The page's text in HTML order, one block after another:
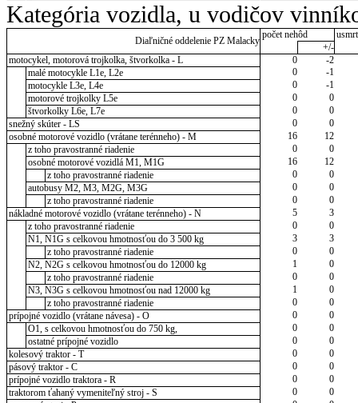
Kategória vozidla, u vodičov
Diaľničné oddelenie PZ Malacky
počet nehôd
+/-
motocykel, motorová trojkolka, štvorkolka - L
0
-2
malé motocykle L1e, L2e
0
-1
motocykle L3e, L4e
0
-1
motorové trojkolky L5e
0
0
štvorkolky L6e, L7e
0
0
snežný skúter - LS
0
0
osobné motorové vozidlo (vrátane terénneho) - M
16
12
z toho pravostranné riadenie
0
0
osobné motorové vozidlá M1, M1G
16
12
z toho pravostranné riadenie
0
0
autobusy M2, M3, M2G, M3G
0
0
z toho pravostranné riadenie
0
0
nákladné motorové vozidlo (vrátane terénneho) - N
5
3
z toho pravostranné riadenie
0
0
N1, N1G s celkovou hmotnosťou do 3 500 kg
3
3
z toho pravostranné riadenie
0
0
N2, N2G s celkovou hmotnosťou do 12000 kg
1
0
z toho pravostranné riadenie
0
0
N3, N3G s celkovou hmotnosťou nad 12000 kg
1
0
z toho pravostranné riadenie
0
0
prípojné vozidlo (vrátane návesa) - O
0
0
O1, s celkovou hmotnosťou do 750 kg,
0
0
ostatné prípojné vozidlo
0
0
kolesový traktor - T
0
0
pásový traktor - C
0
0
prípojné vozidlo traktora - R
0
0
traktorom ťahaný vymeniteľný stroj - S
0
0